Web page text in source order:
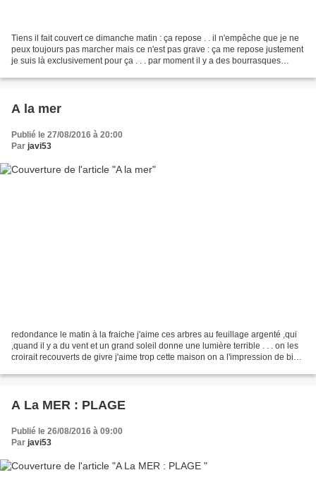
Tiens il fait couvert ce dimanche matin : ça repose . . il n'empêche que je ne
peux toujours pas marcher mais ce n'est pas grave : ça me repose justement
je suis là exclusivement pour ça . . . par moment il y a des bourrasques
A la mer
Publié le 27/08/2016 à 20:00
Par javi53
redondance le matin à la fraiche j'aime ces arbres au feuillage argenté ,qui
,quand il y a du vent et un grand soleil donne une lumière terrible . . . on les
croirait recouverts de givre j'aime trop cette maison on a l'impression de bien
A La MER : PLAGE
Publié le 26/08/2016 à 09:00
Par javi53